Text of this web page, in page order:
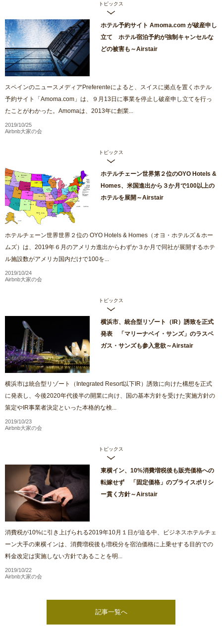
トピックス
ホテル予約サイト Amoma.com が破産申し
立て ホテル宿泊予約が強制キャンセルな
どの被害も～Airstair
スペインのニュースメディアPreferenteによると、スイスに拠点を置くホテル
予約サイト「Amoma.com」は、９月13日に事業を停止し破産申し立てを行っ
たことがわかった。Amomaは、2013年に創業...
2019/10/25
Airbnb大家の会
トピックス
ホテルチェーン世界第２位のOYO Hotels &
Homes、米国進出から３か月で100以上の
ホテルを展開～Airstair
ホテルチェーン世界世界２位の OYO Hotels & Homes（オヨ・ホテルズ＆ホー
ムズ）は、2019年６月のアメリカ進出からわずか３か月で同社が展開するホテ
ル施設数がアメリカ国内だけで100を...
2019/10/24
Airbnb大家の会
トピックス
横浜市、統合型リゾート（IR）誘致を正式
発表 「マリーナベイ・サンズ」のラスベ
ガス・サンズも参入意欲～Airstair
横浜市は統合型リゾート（Integrated Resort以下IR）誘致に向けた構想を正式
に発表し、今後2020年代後半の開業に向け、国の基本方針を受けた実施方針の
策定やIR事業者決定といった本格的な検...
2019/10/23
Airbnb大家の会
トピックス
東横イン、10%消費増税後も販売価格への
転嫁せず 「固定価格」のプライスポリシ
ー貫く方針～Airstair
消費税が10%に引き上げられる2019年10月１日が迫る中、ビジネスホテルチェ
ーン大手の東横インは、消費増税後も増税分を宿泊価格に上乗せする目的での
料金改定は実施しない方針であることを明...
2019/10/22
Airbnb大家の会
記事一覧へ